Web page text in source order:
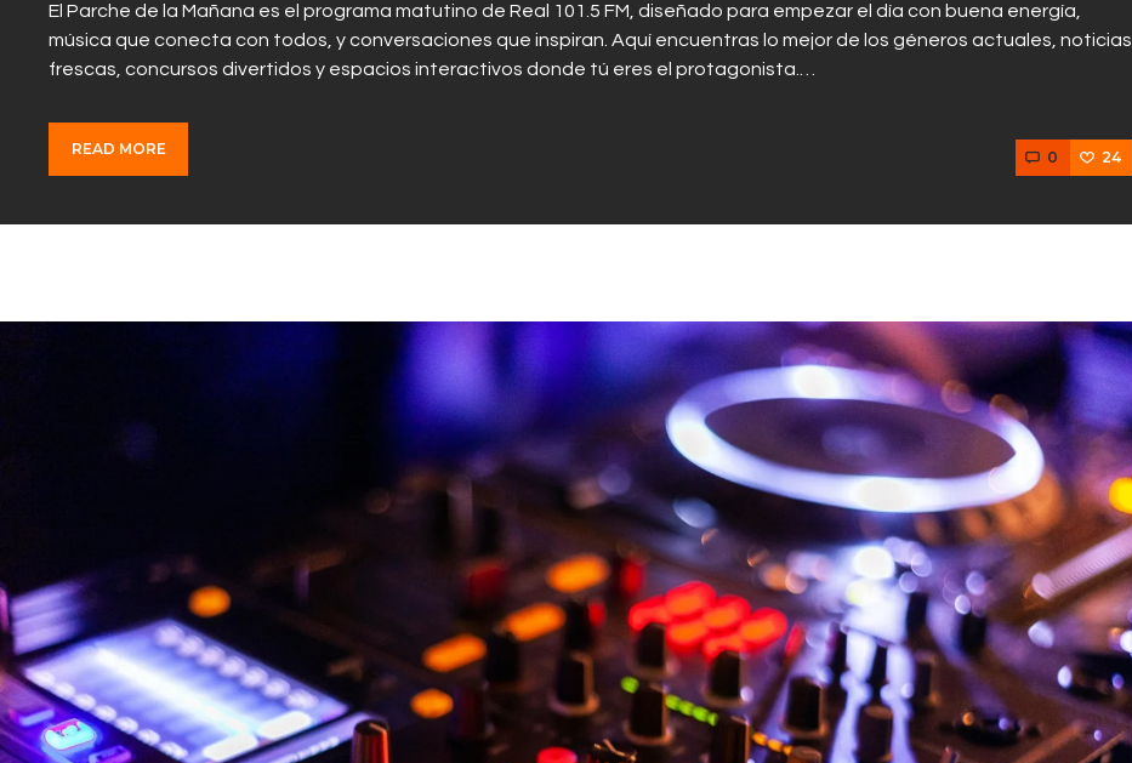
El Parche de la Mañana es el programa matutino de Real 101.5 FM, diseñado para empezar el día con buena energía,
música que conecta con todos, y conversaciones que inspiran. Aquí encuentras lo mejor de los géneros actuales, noticias
frescas, concursos divertidos y espacios interactivos donde tú eres el protagonista.…
READ MORE 0 24